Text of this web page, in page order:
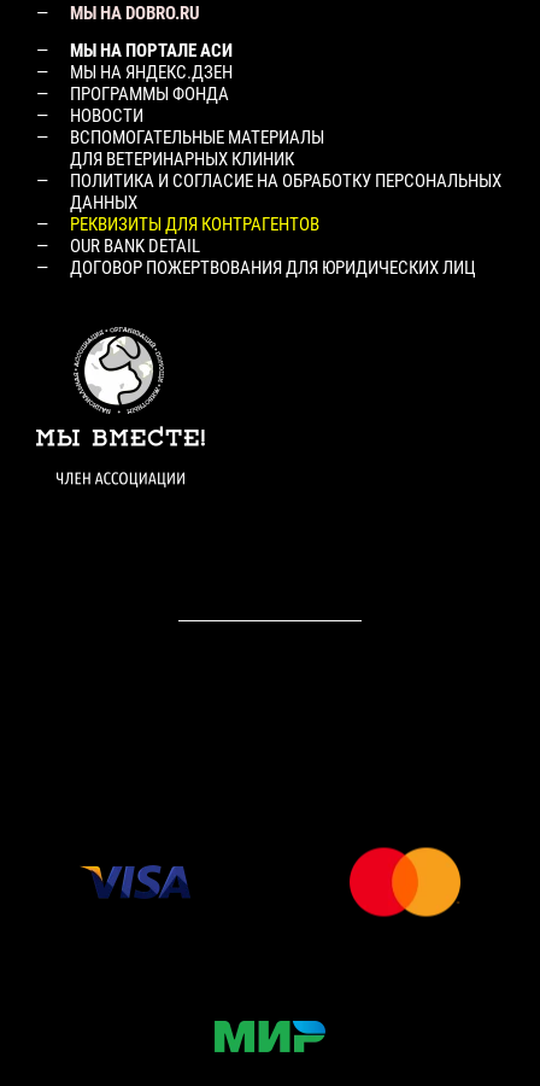
МЫ НА DOBRO.RU
МЫ НА ПОРТАЛЕ АСИ
МЫ НА ЯНДЕКС.ДЗЕН
ПРОГРАММЫ ФОНДА
НОВОСТИ
ВСПОМОГАТЕЛЬНЫЕ МАТЕРИАЛЫ
ДЛЯ ВЕТЕРИНАРНЫХ КЛИНИК
ПОЛИТИКА И СОГЛАСИЕ НА ОБРАБОТКУ ПЕРСОНАЛЬНЫХ
ДАННЫХ
РЕКВИЗИТЫ ДЛЯ КОНТРАГЕНТОВ
OUR BANK DETAIL
ДОГОВОР ПОЖЕРТВОВАНИЯ ДЛЯ ЮРИДИЧЕСКИХ ЛИЦ